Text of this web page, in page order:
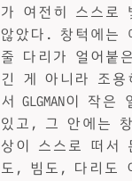
가 여전히 스스로
않았다. 창턱에는
줄 다리가 얼어붙
긴 게 아니라 조
서 GLGMAN이 작
있고, 그 안에는
상이 스스로 떠서
도, 빔도, 다리도